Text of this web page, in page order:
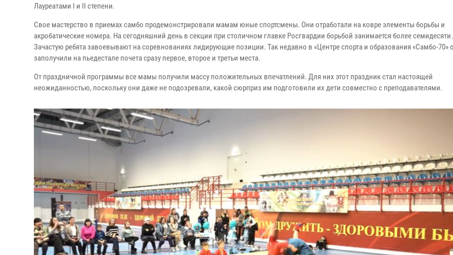
Лауреатами I и II степени.
Свое мастерство в приемах самбо продемонстрировали мамам юные спортсмены. Они отработали на ковре элементы борьбы и
акробатические номера. На сегодняшний день в секции при столичном главке Росгвардии борьбой занимается более семидесяти
Зачастую ребята завоевывают на соревнованиях лидирующие позиции. Так недавно в «Центре спорта и образования «Самбо-70»
заполучили на пьедестале почета сразу первое, второе и третьи места.
От праздничной программы все мамы получили массу положительных впечатлений. Для них этот праздник стал настоящей
неожиданностью, поскольку они даже не подозревали, какой сюрприз им подготовили их дети совместно с преподавателями.